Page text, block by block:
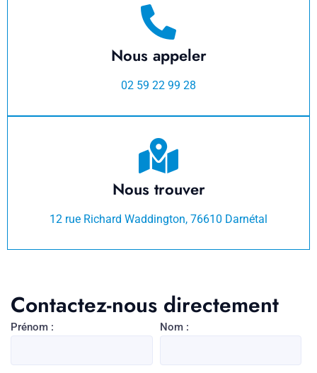
Nous appeler
02 59 22 99 28
Nous trouver
12 rue Richard Waddington, 76610 Darnétal
Contactez-nous directement
Prénom : Nom :